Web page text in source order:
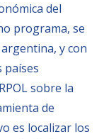
del
programa, se
y con
países
sobre la
de
es localizar los